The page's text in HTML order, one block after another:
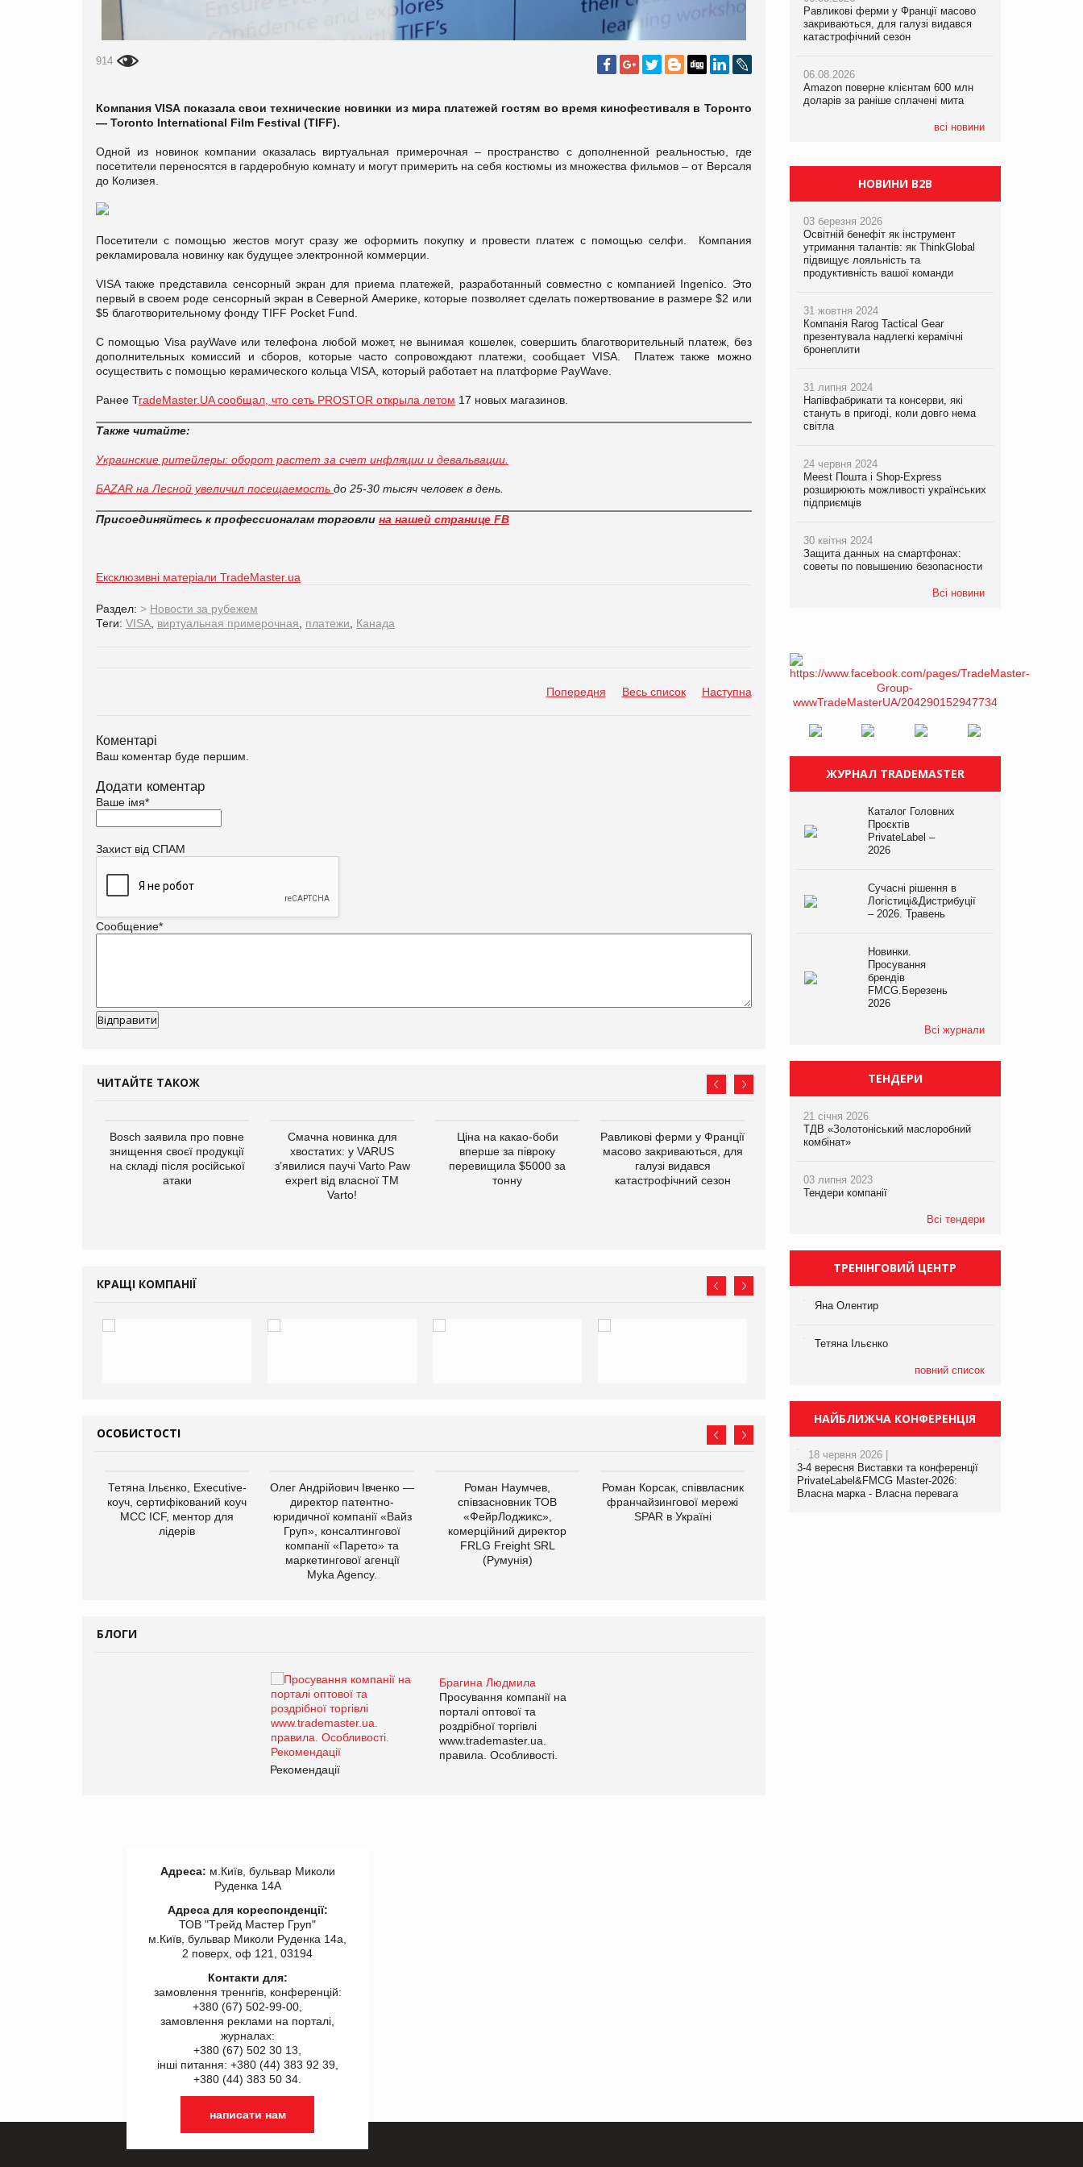
914
Компания VISA показала свои технические новинки из мира платежей гостям во время кинофестиваля в Торонто
— Toronto International Film Festival (TIFF).
Одной из новинок компании оказалась виртуальная примерочная – пространство с дополненной реальностью, где
посетители переносятся в гардеробную комнату и могут примерить на себя костюмы из множества фильмов – от Версаля
до Колизея.
Посетители с помощью жестов могут сразу же оформить покупку и провести платеж с помощью селфи. Компания
рекламировала новинку как будущее электронной коммерции.
VISA также представила сенсорный экран для приема платежей, разработанный совместно с компанией Ingenico. Это
первый в своем роде сенсорный экран в Северной Америке, которые позволяет сделать пожертвование в размере $2 или
$5 благотворительному фонду TIFF Pocket Fund.
С помощью Visa payWave или телефона любой может, не вынимая кошелек, совершить благотворительный платеж, без
дополнительных комиссий и сборов, которые часто сопровождают платежи, сообщает VISA. Платеж также можно
осуществить с помощью керамического кольца VISA, который работает на платформе PayWave.
Ранее TradeMaster.UA сообщал, что cеть PROSTOR открыла летом 17 новых магазинов.
Также читайте:
Украинские ритейлеры: оборот растет за счет инфляции и девальвации.
БАZАR на Лесной увеличил посещаемость до 25-30 тысяч человек в день.
Присоединяйтесь к профессионалам торговли на нашей странице FB
Ексклюзивні матеріали TradeMaster.ua
Раздел: > Новости за рубежем
Теги: VISA виртуальная примерочная платежи Канада
Попередня Весь список Наступна
Коментарі
Ваш коментар буде першим.
Додати коментар
Ваше імя*
Захист від СПАМ
Сообщение*
ЧИТАЙТЕ ТАКОЖ
Bosch заявила про повне
знищення своєї продукції
на складі після російської
атаки
Смачна новинка для
хвостатих: у VARUS
з’явилися паучі Varto Paw
expert від власної ТМ
Varto!
Ціна на какао-боби
вперше за півроку
перевищила $5000 за
тонну
Равликові ферми у Франції
масово закриваються, для
галузі видався
катастрофічний сезон
Amazon поверне клієнтам
У Євросоюзі набули
КРАЩІ КОМПАНІЇ
ОСОБИСТОСТІ
Тетяна Ільєнко, Executive-
коуч, сертифікований коуч
МСС ICF, ментор для
лідерів
Олег Андрійович Івченко —
директор патентно-
юридичної компанії «Вайз
Груп», консалтингової
компанії «Парето» та
маркетингової агенції
Myka Agency.
Роман Наумчев,
співзасновник ТОВ
«ФейрЛоджикс»,
комерційний директор
FRLG Freight SRL
(Румунія)
Роман Корсак, співвласник
франчайзингової мережі
SPAR в Україні
Олексій Логачов-Михайлов
Файно маркет Директор
Яна Сараніна, директор
БЛОГИ
Брагина Людмила
Просування компанії на
порталі оптової та
роздрібної торгівлі
www.trademaster.ua.
правила. Особливості.
Рекомендації
Равликові ферми у Франції масово
закриваються, для галузі видався
катастрофічний сезон
06.08.2026
Amazon поверне клієнтам 600 млн
доларів за раніше сплачені мита
всі новини
Amazon поверне клієнтам 600 млн
доларів за раніше сплачені мита
У Євросоюзі набули чинності нові
правила щодо штучного інтелекту
Amazon поверне клієнтам 600 млн
доларів за раніше сплачені мита
У Євросоюзі набули чинності нові
правила щодо штучного інтелекту
НОВИНИ B2B
03 березня 2026
Освітній бенефіт як інструмент
утримання талантів: як ThinkGlobal
підвищує лояльність та
продуктивність вашої команди
31 жовтня 2024
Компанія Rarog Tactical Gear
презентувала надлегкі керамічні
бронеплити
31 липня 2024
Напівфабрикати та консерви, які
стануть в пригоді, коли довго нема
світла
24 червня 2024
Meest Пошта і Shop-Express
розширюють можливості українських
підприємців
30 квітня 2024
Защита данных на смартфонах:
советы по повышению безопасности
Всі новини
ЖУРНАЛ TRADEMASTER
Каталог Головних
Проєктів
PrivateLabel –
2026
Сучасні рішення в
Логістиці&Дистрибуції
– 2026. Травень
Новинки.
Просування
брендів
FMCG.Березень
2026
Всі журнали
ТЕНДЕРИ
21 січня 2026
ТДВ «Золотоніський маслоробний
комбінат»
03 липня 2023
Тендери компанії
Всі тендери
ТРЕНІНГОВИЙ ЦЕНТР
Яна Олентир
Тетяна Ільєнко
повний список
НАЙБЛИЖЧА КОНФЕРЕНЦІЯ
18 червня 2026 |
3-4 вересня Виставки та конференції
PrivateLabel&FMCG Master-2026:
Власна марка - Власна перевага
Адреса: м.Київ, бульвар Миколи
Руденка 14А
Адреса для кореспонденції:
ТОВ "Tрейд Мастер Груп"
м.Київ, бульвар Миколи Руденка 14а,
2 поверх, оф 121, 03194
Контакти для:
замовлення треннгів, конференцій:
+380 (67) 502-99-00,
замовлення реклами на порталі,
журналах:
+380 (67) 502 30 13,
інші питання: +380 (44) 383 92 39,
+380 (44) 383 50 34.
написати нам